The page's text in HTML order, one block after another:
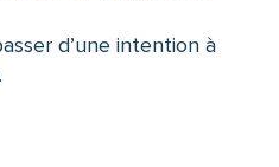
d’une intention à